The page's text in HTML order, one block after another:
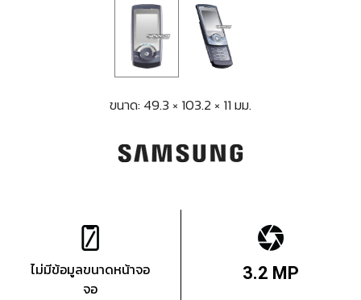
ขนาด: 49.3 × 103.2 × 11 มม.
ไม่มีข้อมูลขนาดหน้าจอ
จอ
3.2 MP